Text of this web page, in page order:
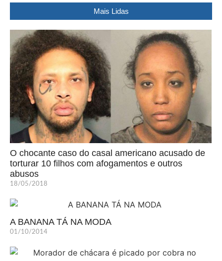
Mais Lidas
O chocante caso do casal americano acusado de
torturar 10 filhos com afogamentos e outros
abusos
18/05/2018
A BANANA TÁ NA MODA
01/10/2014